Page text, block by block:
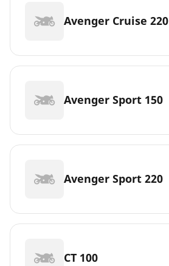
Avenger Cruise 220
Avenger Sport 150
Avenger Sport 220
CT 100